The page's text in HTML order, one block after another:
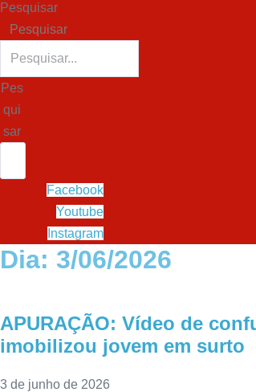
Pesquisar
Pesquisar
Pes
qui
sar
Facebook
Youtube
Instagram
Dia: 3/06/2026
APURAÇÃO: Vídeo de
imobilizou jovem em surto
3 de junho de 2026